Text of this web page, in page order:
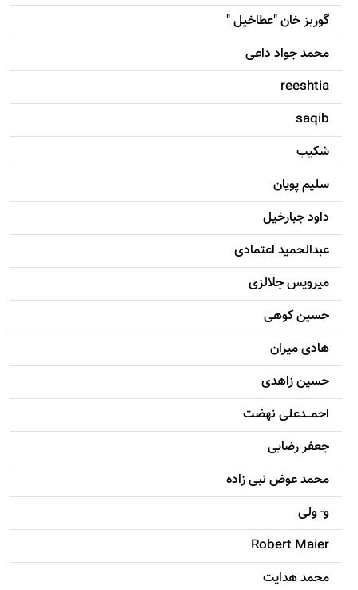
گوربز خان "عطاخیل "
محمد جواد داعی
reeshtia
saqib
شکيب
سليم پویان
داود جبارخیل
عبدالحمید اعتمادی
میرویس جلالزی
حسين کوهی
هادی ميران
حسين زاهدی
احمـــدعلی نهضت
جعفر رضایی
محمد عوض نبی زاده
و- ولی
Robert Maier
محمد هدایت